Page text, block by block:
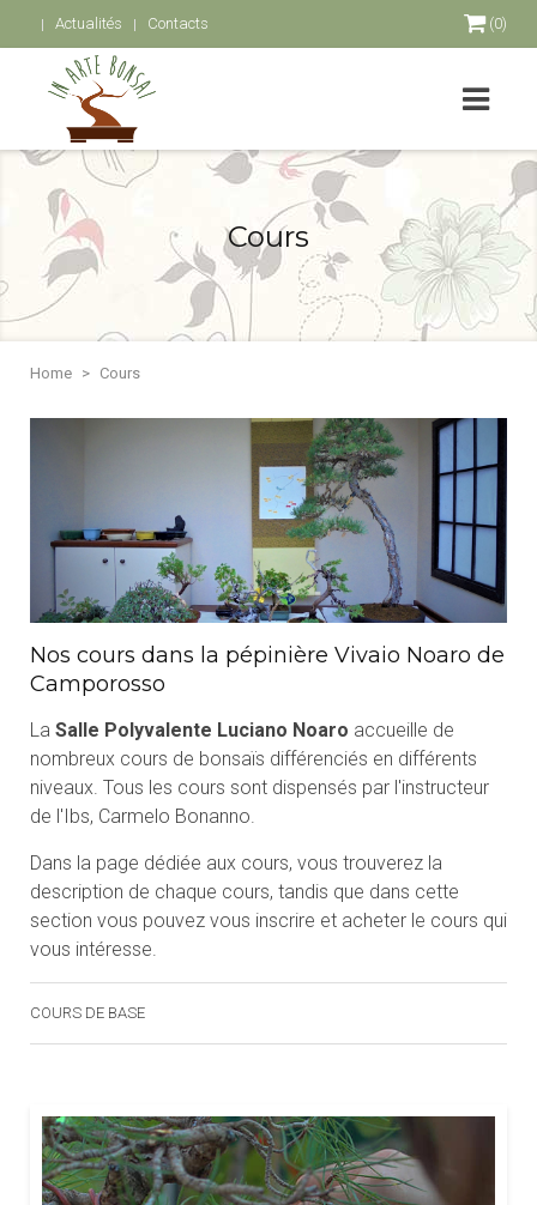
Actualités Contacts (0)
Cours
Home Cours
Nos cours dans la pépinière Vivaio Noaro de
Camporosso
La Salle Polyvalente Luciano Noaro accueille de
nombreux cours de bonsaïs différenciés en différents
niveaux. Tous les cours sont dispensés par l'instructeur
de l'Ibs, Carmelo Bonanno.
Dans la page dédiée aux cours, vous trouverez la
description de chaque cours, tandis que dans cette
section vous pouvez vous inscrire et acheter le cours qui
vous intéresse.
COURS DE BASE